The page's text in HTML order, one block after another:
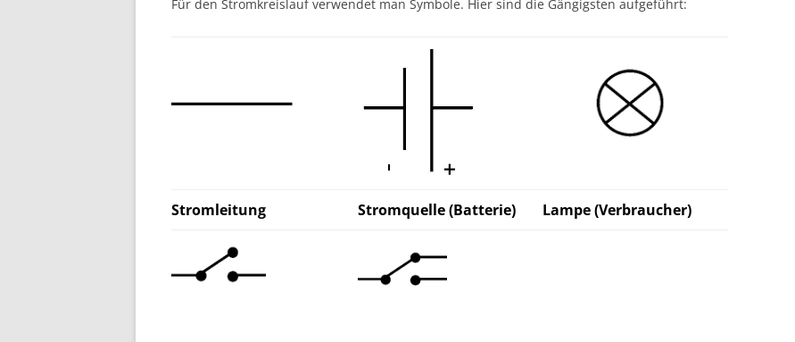
Für den Stromkreislauf verwendet man Symbole. Hier sind die Gängigsten aufgeführt:
Stromleitung Stromquelle (Batterie) Lampe (Verbraucher)